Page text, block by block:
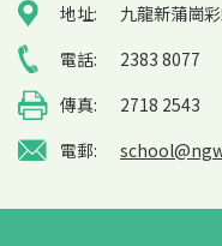
地址:
九龍新蒲崗
電話:
2383 8077
傳真:
2718 2543
電郵: